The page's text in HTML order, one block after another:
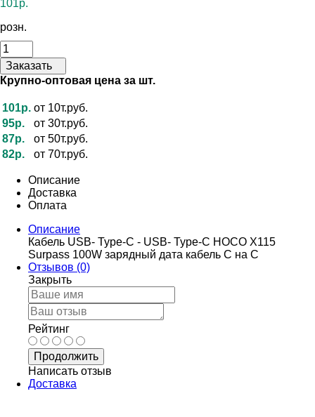
101р.
розн.
Заказать
Крупно-оптовая цена за шт.
101р. от 10т.руб.
95р.
от 30т.руб.
87р.
от 50т.руб.
82р.
от 70т.руб.
Описание
Доставка
Оплата
Описание
Кабель USB- Type-C - USB- Type-C HOCO X115
Surpass 100W зарядный дата кабель C на C
Отзывов (0)
Закрыть
Рейтинг
Продолжить
Написать отзыв
Доставка